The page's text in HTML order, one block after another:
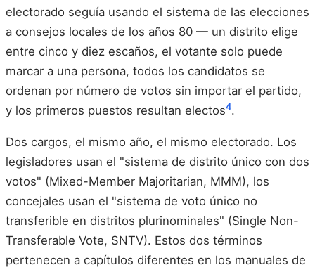
electorado seguía usando el sistema de las elecciones
a consejos locales de los años 80 — un distrito elige
entre cinco y diez escaños, el votante solo puede
marcar a una persona, todos los candidatos se
ordenan por número de votos sin importar el partido,
y los primeros puestos resultan electos4.
Dos cargos, el mismo año, el mismo electorado. Los
legisladores usan el "sistema de distrito único con dos
votos" (Mixed-Member Majoritarian, MMM), los
concejales usan el "sistema de voto único no
transferible en distritos plurinominales" (Single Non-
Transferable Vote, SNTV). Estos dos términos
pertenecen a capítulos diferentes en los manuales de